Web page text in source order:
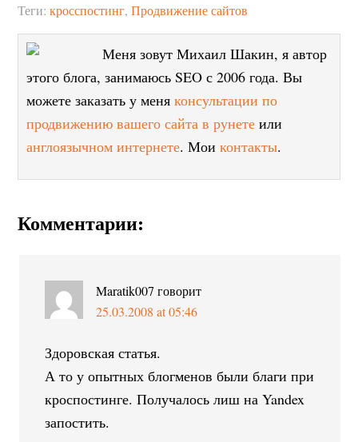
Теги:кросспостинг,Продвижение сайтов
Меня зовут Михаил Шакин, я автор
этого блога, занимаюсь SEO с 2006 года. Вы
можете заказать у меняконсультации по
продвижению вашего сайта в рунете или
англоязычном интернете. Моиконтакты.
Комментарии:
Maratik007 говорит
25.03.2008 at 05:46
Здоровская статья.
А то у опытных блогменов были благи при
кроспостинге. Получалось лиш на Yandex
запостить.